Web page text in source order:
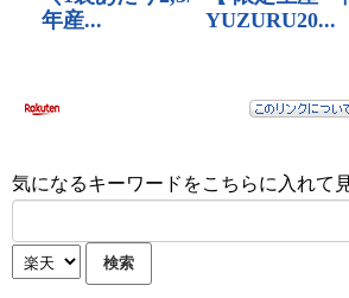
気になるキーワードをこちらに入れて